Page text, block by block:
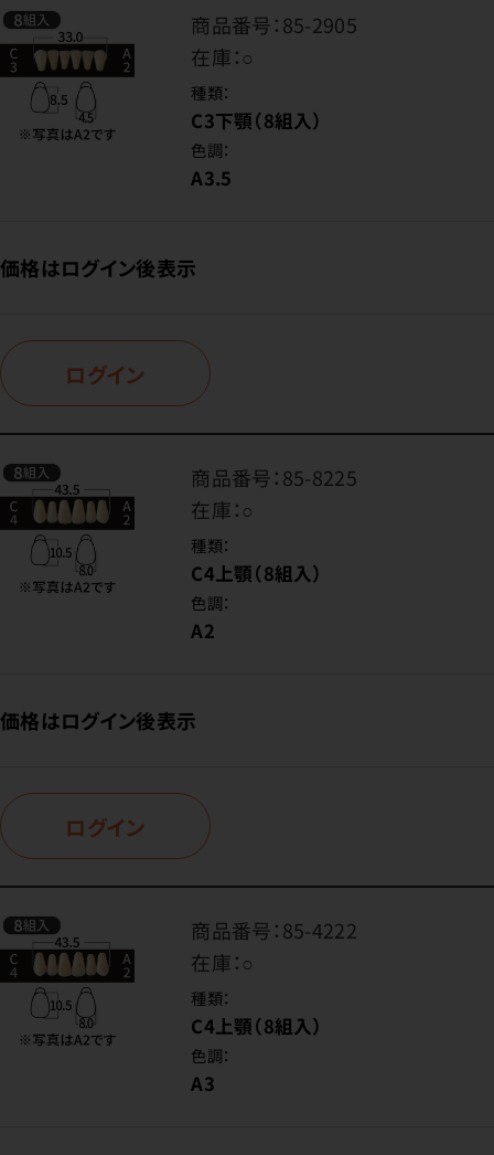
商品番号：85-2905
在庫：○
種類：
C3下顎（8組入）
色調：
A3.5
価格はログイン後表示
ログイン
商品番号：85-8225
在庫：○
種類：
C4上顎（8組入）
色調：
A2
価格はログイン後表示
ログイン
商品番号：85-4222
在庫：○
種類：
C4上顎（8組入）
色調：
A3